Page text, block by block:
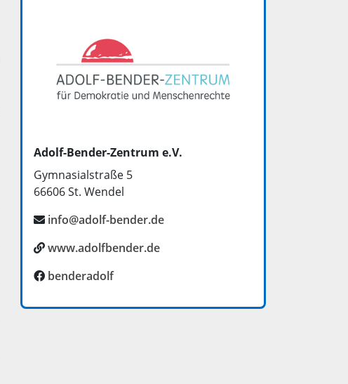
Adolf-Bender-Zentrum e.V.
Gymnasialstraße 5
66606St. Wendel
info@adolf-bender.de
www.adolfbender.de
Facebook:
benderadolf